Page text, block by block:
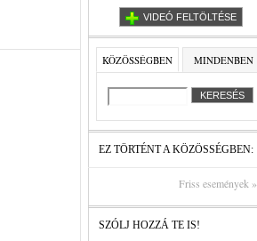
VIDEÓ FELTÖLTÉSE
KÖZÖSSÉGBEN MINDENBEN
EZ TÖRTÉNT A KÖZÖSSÉGBEN:
Friss események »
SZÓLJ HOZZÁ TE IS!